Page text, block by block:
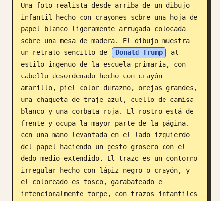
Actualizaciones
Una foto realista desde arriba de un dibujo
infantil hecho con crayones sobre una hoja de
papel blanco ligeramente arrugada colocada
sobre una mesa de madera. El dibujo muestra
un retrato sencillo de
Donald Trump
al
estilo ingenuo de la escuela primaria, con
cabello desordenado hecho con crayón
amarillo, piel color durazno, orejas grandes,
una chaqueta de traje azul, cuello de camisa
blanco y una corbata roja. El rostro está de
frente y ocupa la mayor parte de la página,
con una mano levantada en el lado izquierdo
del papel haciendo un gesto grosero con el
dedo medio extendido. El trazo es un contorno
irregular hecho con lápiz negro o crayón, y
el coloreado es tosco, garabateado e
intencionalmente torpe, con trazos infantiles